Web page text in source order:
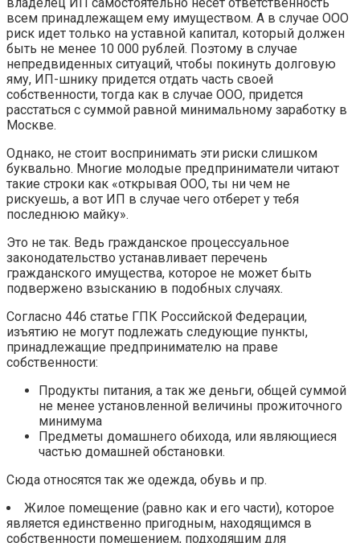
владелец ИП самостоятельно несет ответственность
всем принадлежащем ему имуществом. А в случае ООО
риск идет только на уставной капитал, который должен
быть не менее 10 000 рублей. Поэтому в случае
непредвиденных ситуаций, чтобы покинуть долговую
яму, ИП-шнику придется отдать часть своей
собственности, тогда как в случае ООО, придется
расстаться с суммой равной минимальному заработку в
Москве.
Однако, не стоит воспринимать эти риски слишком
буквально. Многие молодые предприниматели читают
такие строки как «открывая ООО, ты ни чем не
рискуешь, а вот ИП в случае чего отберет у тебя
последнюю майку».
Это не так. Ведь гражданское процессуальное
законодательство устанавливает перечень
гражданского имущества, которое не может быть
подвержено взысканию в подобных случаях.
Согласно 446 статье ГПК Российской Федерации,
изъятию не могут подлежать следующие пункты,
принадлежащие предпринимателю на праве
собственности:
Продукты питания, а так же деньги, общей суммой
не менее установленной величины прожиточного
минимума
Предметы домашнего обихода, или являющиеся
частью домашней обстановки.
Сюда относятся так же одежда, обувь и пр.
Жилое помещение (равно как и его части), которое
является единственно пригодным, находящимся в
собственности помещением, подходящим для